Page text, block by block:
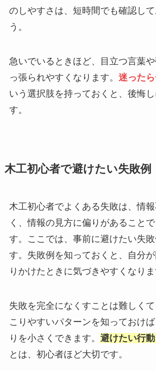
のしやすさは、短時間でも確認して
う。
急いでいるときほど、目立つ言葉や
っ張られやすくなります。 迷った
いう選択肢を持っておくと、後悔
す。
木工初心者で避けたい失敗例
木工初心者でよくある失敗は、情
く、情報の見方に偏りがあること
す。ここでは、事前に避けたい失
す。失敗例を知っておくと、自分
りかけたときに気づきやすくなりま
失敗を完全になくすことは難しく
こりやすいパターンを知っておけ
りを小さくできます。 避けたい行
とは、初心者ほど大切です。